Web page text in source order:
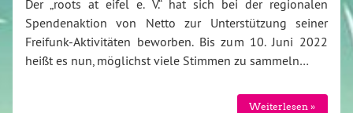
Der „roots at eifel e. V.“ hat sich bei der regionalen
Spendenaktion von Netto zur Unterstützung seiner
Freifunk-Aktivitäten beworben. Bis zum 10. Juni 2022
heißt es nun, möglichst viele Stimmen zu sammeln…
Weiterlesen »